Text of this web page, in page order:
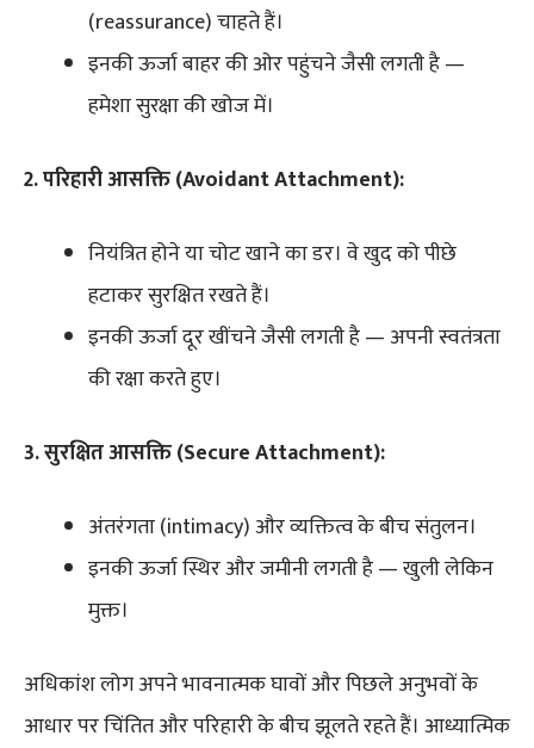
(reassurance) चाहते हैं।
इनकी ऊर्जा बाहर की ओर पहुंचने जैसी लगती है —
हमेशा सुरक्षा की खोज में।
2. परिहारी आसक्ति (Avoidant Attachment):
नियंत्रित होने या चोट खाने का डर। वे खुद को पीछे
हटाकर सुरक्षित रखते हैं।
इनकी ऊर्जा दूर खींचने जैसी लगती है — अपनी स्वतंत्रता
की रक्षा करते हुए।
3. सुरक्षित आसक्ति (Secure Attachment):
अंतरंगता (intimacy) और व्यक्तित्व के बीच संतुलन।
इनकी ऊर्जा स्थिर और जमीनी लगती है — खुली लेकिन
मुक्त।
अधिकांश लोग अपने भावनात्मक घावों और पिछले अनुभवों के
आधार पर चिंतित और परिहारी के बीच झूलते रहते हैं। आध्यात्मिक